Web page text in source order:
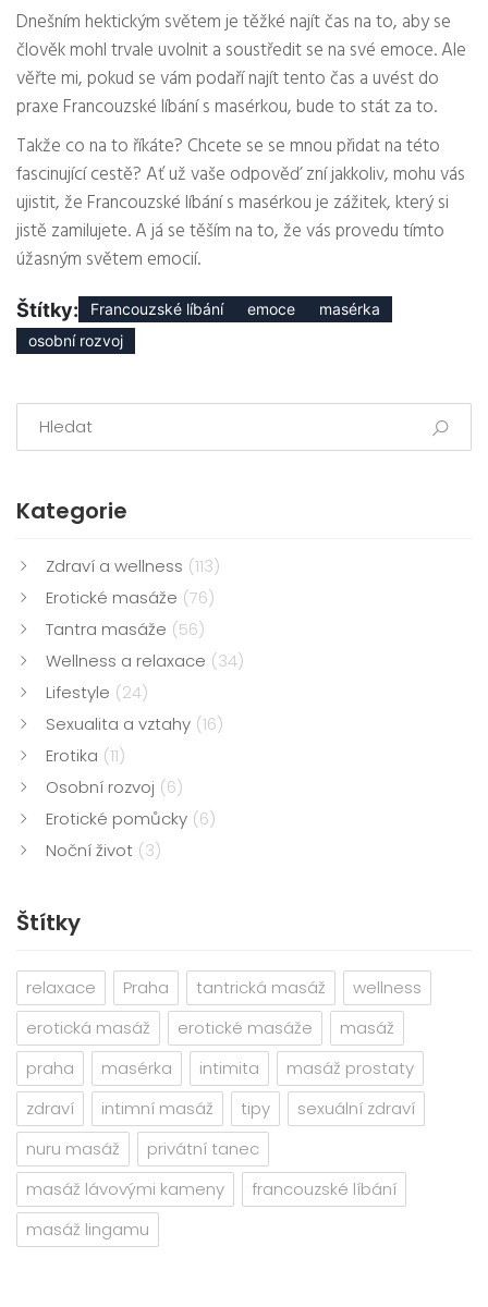
Dnešním hektickým světem je těžké najít čas na to, aby se
člověk mohl trvale uvolnit a soustředit se na své emoce. Ale
věřte mi, pokud se vám podaří najít tento čas a uvést do
praxe Francouzské líbání s masérkou, bude to stát za to.
Takže co na to říkáte? Chcete se se mnou přidat na této
fascinující cestě? Ať už vaše odpověď zní jakkoliv, mohu vás
ujistit, že Francouzské líbání s masérkou je zážitek, který si
jistě zamilujete. A já se těším na to, že vás provedu tímto
úžasným světem emocií.
Štítky: Francouzské líbání emoce
masérka
osobní rozvoj
Kategorie
Zdraví a wellness (113)
Erotické masáže (76)
Tantra masáže (56)
Wellness a relaxace (34)
Lifestyle (24)
Sexualita a vztahy (16)
Erotika (11)
Osobní rozvoj (6)
Erotické pomůcky (6)
Noční život (3)
Štítky
relaxace Praha tantrická masáž
wellness
erotická masáž
erotické masáže
masáž
praha
masérka intimita
masáž prostaty
zdraví
intimní masáž tipy
sexuální zdraví
nuru masáž
privátní tanec
masáž lávovými kameny
francouzské líbání
masáž lingamu